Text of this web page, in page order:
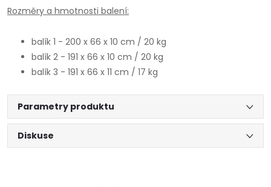
Rozměry a hmotnosti balení:
balík 1 - 200 x 66 x 10 cm / 20 kg
balík 2 - 191 x 66 x 10 cm / 20 kg
balík 3 - 191 x 66 x 11 cm / 17 kg
Parametry produktu
Diskuse